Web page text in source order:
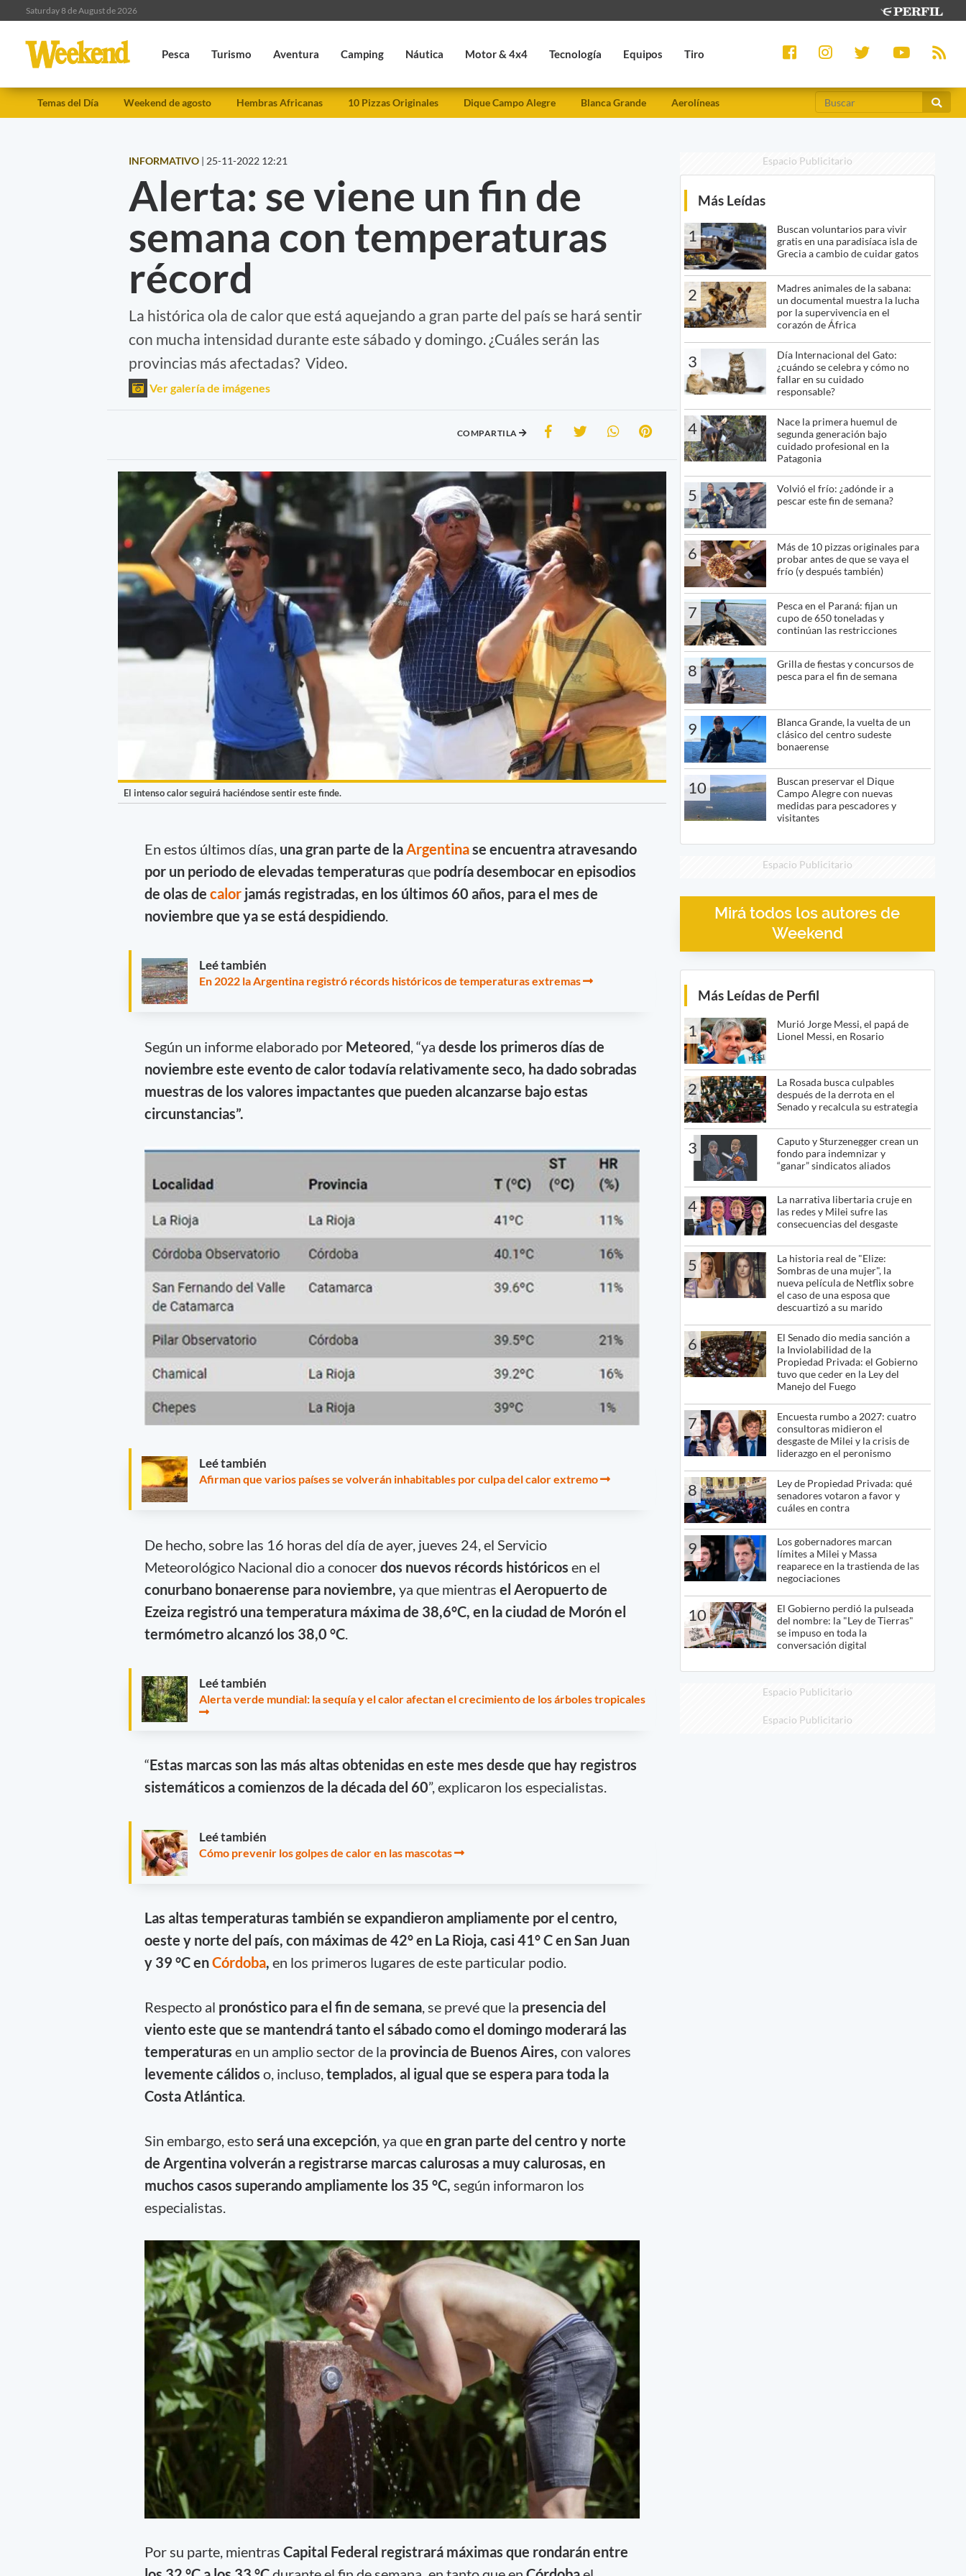
Saturday 8 de August de 2026
Pesca Turismo Aventura Camping Náutica Motor & 4x4 Tecnología Equipos Tiro
Temas del Día Weekend de agosto Hembras Africanas 10 Pizzas Originales Dique Campo Alegre Blanca Grande Aerolíneas
INFORMATIVO | 25-11-2022 12:21
Alerta: se viene un fin de
semana con temperaturas
récord
La histórica ola de calor que está aquejando a gran parte del país se hará sentir
con mucha intensidad durante este sábado y domingo. ¿Cuáles serán las
provincias más afectadas? Video.
Ver galería de imágenes
COMPARTILA
El intenso calor seguirá haciéndose sentir este finde.
En estos últimos días, una gran parte de la Argentinase encuentra atravesando
por un periodo de elevadas temperaturas que podría desembocar en episodios
de olas de calor jamás registradas, en los últimos 60 años, para el mes de
noviembre que ya se está despidiendo.
Leé también
En 2022 la Argentina registró récords históricos de temperaturas extremas
Según un informe elaborado por Meteored , “ya desde los primeros días de
noviembre este evento de calor todavía relativamente seco, ha dado sobradas
muestras de los valores impactantes que pueden alcanzarse bajo estas
circunstancias”.
Leé también
Afirman que varios países se volverán inhabitables por culpa del calor extremo
De hecho, sobre las 16 horas del día de ayer, jueves 24, el Servicio
Meteorológico Nacional dio a conocerdos nuevos récords históricos en el
conurbano bonaerense para noviembre, ya que mientras el Aeropuerto de
Ezeiza registró una temperatura máxima de 38,6°C, en la ciudad de Morón el
termómetro alcanzó los 38,0 °C.
Leé también
Alerta verde mundial: la sequía y el calor afectan el crecimiento de los árboles tropicales
“Estas marcas son las más altas obtenidas en este mes desde que hay registros
sistemáticos a comienzos de la década del 60”, explicaron los especialistas.
Leé también
Cómo prevenir los golpes de calor en las mascotas
Las altas temperaturas tambiénse expandieron ampliamente por el centro,
oeste y norte del país, con máximas de 42° en La Rioja, casi 41° C en San Juan
y 39 °C enCórdoba, en los primeros lugares de este particular podio.
Respecto al pronóstico para el fin de semana, se prevé que la presencia del
viento este que se mantendrá tanto el sábado como el domingo moderará las
temperaturas en un amplio sector de la provincia de Buenos Aires, con valores
levemente cálidos o, incluso,templados, al igual que se espera para toda la
Costa Atlántica.
Sin embargo, estoserá una excepción, ya queen gran parte del centro y norte
de Argentina volverán a registrarse marcas calurosas a muy calurosas, en
muchos casos superando ampliamente los 35 °C, según informaron los
especialistas.
Por su parte, mientras Capital Federal registrará máximas que rondarán entre
Espacio Publicitario
Más Leídas
1
Buscan voluntarios para vivir
gratis en una paradisíaca isla de
Grecia a cambio de cuidar gatos
2
Madres animales de la sabana:
un documental muestra la lucha
por la supervivencia en el
corazón de África
3
Día Internacional del Gato:
¿cuándo se celebra y cómo no
fallar en su cuidado
responsable?
4
Nace la primera huemul de
segunda generación bajo
cuidado profesional en la
Patagonia
5
Volvió el frío: ¿adónde ir a
pescar este fin de semana?
6
Más de 10 pizzas originales para
probar antes de que se vaya el
frío (y después también)
7
Pesca en el Paraná: fijan un
cupo de 650 toneladas y
continúan las restricciones
8
Grilla de fiestas y concursos de
pesca para el fin de semana
9
Blanca Grande, la vuelta de un
clásico del centro sudeste
bonaerense
10
Buscan preservar el Dique
Campo Alegre con nuevas
medidas para pescadores y
visitantes
Espacio Publicitario
Mirá todos los autores de
Weekend
Más Leídas de Perfil
1
Murió Jorge Messi, el papá de
Lionel Messi, en Rosario
2
La Rosada busca culpables
después de la derrota en el
Senado y recalcula su estrategia
3
Caputo y Sturzenegger crean un
fondo para indemnizar y
“ganar” sindicatos aliados
4
La narrativa libertaria cruje en
las redes y Milei sufre las
consecuencias del desgaste
5
La historia real de "Elize:
Sombras de una mujer", la
nueva película de Netflix sobre
el caso de una esposa que
descuartizó a su marido
6
El Senado dio media sanción a
la Inviolabilidad de la
Propiedad Privada: el Gobierno
tuvo que ceder en la Ley del
Manejo del Fuego
7
Encuesta rumbo a 2027: cuatro
consultoras midieron el
desgaste de Milei y la crisis de
liderazgo en el peronismo
8
Ley de Propiedad Privada: qué
senadores votaron a favor y
cuáles en contra
9
Los gobernadores marcan
límites a Milei y Massa
reaparece en la trastienda de las
negociaciones
10
El Gobierno perdió la pulseada
del nombre: la "Ley de Tierras"
se impuso en toda la
conversación digital
Espacio Publicitario
Espacio Publicitario